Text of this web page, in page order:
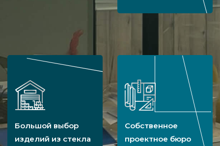
Большой выбор
изделий из стекла
Собственное
проектное бюро